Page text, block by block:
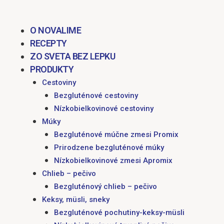
O NOVALIME
RECEPTY
ZO SVETA BEZ LEPKU
PRODUKTY
Cestoviny
Bezgluténové cestoviny
Nízkobielkovinové cestoviny
Múky
Bezgluténové múčne zmesi Promix
Prirodzene bezgluténové múky
Nízkobielkovinové zmesi Apromix
Chlieb – pečivo
Bezgluténový chlieb – pečivo
Keksy, müsli, sneky
Bezgluténové pochutiny-keksy-müsli